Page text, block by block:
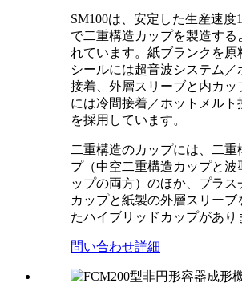
SM100は、安定した生産速度
で二重構造カップを製造する
れています。紙ブランクを原
シールには超音波システム／
接着、外層スリーブと内カッ
には冷間接着／ホットメルト
を採用しています。
二重構造のカップには、二重
プ（中空二重構造カップと波
ップの両方）のほか、プラス
カップと紙製の外層スリーブ
たハイブリッドカップがあり
問い合わせ詳細